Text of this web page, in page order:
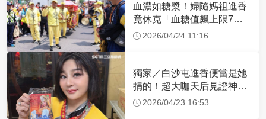
血濃如糖漿！婦隨媽祖進香
竟休克「血糖值飆上限7
倍」 醫曝原因
2026/04/24 11:16
獨家／白沙屯進香便當是她
捐的！超大咖天后見證神
蹟 一靠近媽祖就爆哭
2026/04/23 16:53